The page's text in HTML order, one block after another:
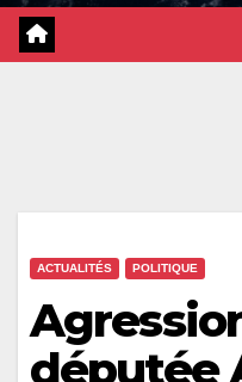
ACTUALITÉS POLITIQUE
députée